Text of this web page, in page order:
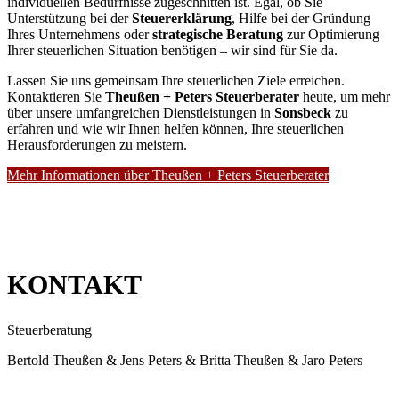
Unterstützung bei derSteuererklärung, Hilfe bei der Gründung
Ihres Unternehmens oderstrategische Beratung zur Optimierung
Ihrer steuerlichen Situation benötigen – wir sind für Sie da.
Lassen Sie uns gemeinsam Ihre steuerlichen Ziele erreichen.
Kontaktieren Sie Theußen + Peters Steuerberater heute, um mehr
über unsere umfangreichen Dienstleistungen in Sonsbeck zu
erfahren und wie wir Ihnen helfen können, Ihre steuerlichen
Herausforderungen zu meistern.
Mehr Informationen über Theußen + Peters Steuerberater
KONTAKT
Steuerberatung
Bertold Theußen & Jens Peters & Britta Theußen & Jaro Peters